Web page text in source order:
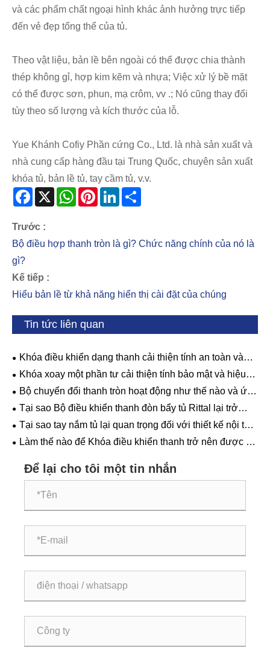
và các phẩm chất ngoại hình khác ảnh hưởng trực tiếp
đến vẻ đẹp tổng thể của tủ.
Theo vật liệu, bản lề bên ngoài có thể được chia thành
thép không gỉ, hợp kim kẽm và nhựa; Việc xử lý bề mặt
có thể được sơn, phun, mạ crôm, vv .; Nó cũng thay đổi
tùy theo số lượng và kích thước của lỗ.
Yue Khánh Cofiy Phần cứng Co., Ltd. là nhà sản xuất và
nhà cung cấp hàng đầu tại Trung Quốc, chuyên sản xuất
khóa tủ, bản lề tủ, tay cầm tủ, v.v.
Facebook
X WhatsAppPinterestLinkedIn
Trước :
Bộ điều hợp thanh tròn là gì? Chức năng chính của nó là
gì?
Kế tiếp :
Hiểu bản lề từ khả năng hiển thị cài đặt của chúng
Tin tức liên quan
Khóa điều khiển dạng thanh cải thiện tính an toàn và
hiệu quả của cửa công nghiệp như thế nào?
Khóa xoay một phần tư cải thiện tính bảo mật và hiệu
quả như thế nào?
Bộ chuyển đổi thanh tròn hoạt động như thế nào và ứng
dụng chính của nó là gì?
Tại sao Bộ điều khiển thanh đòn bẩy tủ Rittal lại trở
thành lựa chọn ưu tiên cho Vỏ tủ công nghiệp?
Tại sao tay nắm tủ lại quan trọng đối với thiết kế nội thất
và nhà bếp hiện đại?
Làm thế nào để Khóa điều khiển thanh trở nên được ưu
điểm cốt lõi của chúng?
Để lại cho tôi một tin nhắn